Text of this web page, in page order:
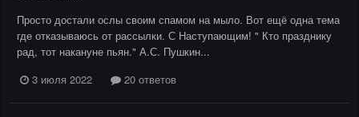
Просто достали ослы своим спамом на мыло. Вот ещё одна тема
где отказываюсь от рассылки. С Наступающим! " Кто празднику
рад, тот накануне пьян." А.С. Пушкин...
3 июля 2022
20 ответов